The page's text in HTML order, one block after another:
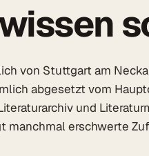
von Stuttgart am
abgesetzt vom
und
manchmal erschwerte